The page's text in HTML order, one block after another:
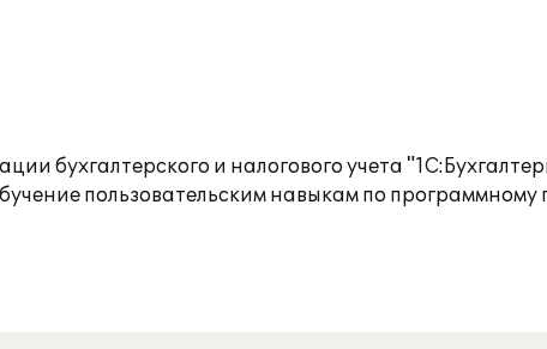
бухгалтерского и налогового учета
пользовательским навыкам по программному